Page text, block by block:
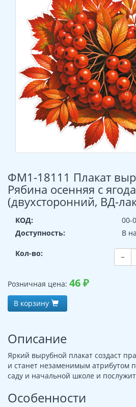
ФМ1-18111 Плакат
Рябина осенняя с
(двухсторонний, ВД-
КОД:
00-
Доступность:
В
Кол-во: −
Розничная цена: 46₽
В корзину
Описание
Яркий вырубной плакат создаст
и станет незаменимым атрибутом
саду и начальной школе и
Особенности